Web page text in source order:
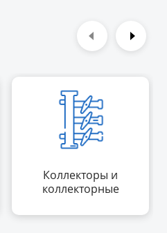
Коллекторы и
коллекторные